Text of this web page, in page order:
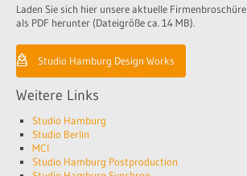
Laden Sie sich hier unsere aktuelle Firmenbroschüre
als PDF herunter (Dateigröße ca. 14 MB).
Studio Hamburg Design Works
Weitere Links
Studio Hamburg
Studio Berlin
MCI
Studio Hamburg Postproduction